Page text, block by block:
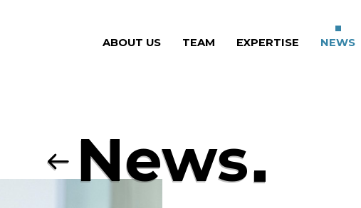
ABOUT US (CURRENT)
TEAM (CURRENT)
EXPERTISE (CURRENT)
NEWS
News